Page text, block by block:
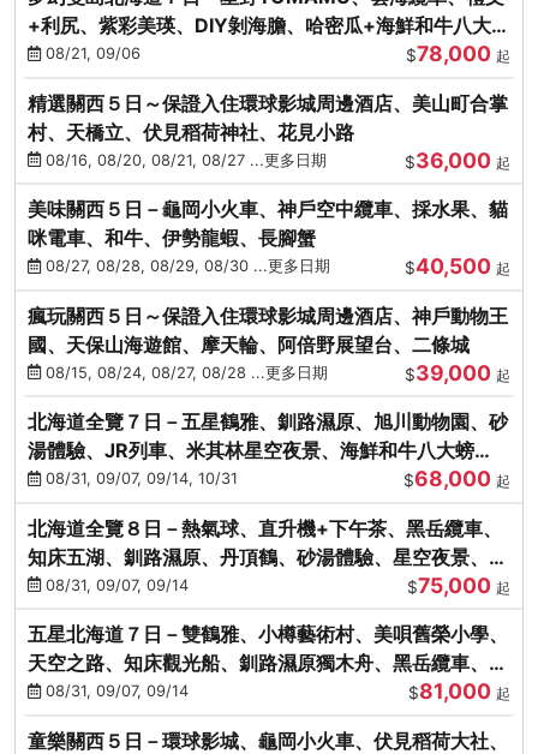
+利尻、紫彩美瑛、DIY剝海膽、哈密瓜+海鮮和牛八大螃
蟹吃到飽
08/21, 09/06 $78,000 起
精選關西５日～保證入住環球影城周邊酒店、美山町合掌
村、天橋立、伏見稻荷神社、花見小路
08/16, 08/20, 08/21, 08/27 ...更多日期 $36,000 起
美味關西５日－龜岡小火車、神戶空中纜車、採水果、貓
咪電車、和牛、伊勢龍蝦、長腳蟹
08/27, 08/28, 08/29, 08/30 ...更多日期 $40,500 起
瘋玩關西５日～保證入住環球影城周邊酒店、神戶動物王
國、天保山海遊館、摩天輪、阿倍野展望台、二條城
08/15, 08/24, 08/27, 08/28 ...更多日期 $39,000 起
北海道全覽７日－五星鶴雅、釧路濕原、旭川動物園、砂
湯體驗、JR列車、米其林星空夜景、海鮮和牛八大螃
蟹、卡哇依熊牧場
08/31, 09/07, 09/14, 10/31 $68,000 起
北海道全覽８日－熱氣球、直升機+下午茶、黑岳纜車、
知床五湖、釧路濕原、丹頂鶴、砂湯體驗、星空夜景、洞
爺花火、螃蟹懷石料理
08/31, 09/07, 09/14 $75,000 起
五星北海道７日－雙鶴雅、小樽藝術村、美唄舊榮小學、
天空之路、知床觀光船、釧路濕原獨木舟、黑岳纜車、流
冰硝子館DIY玻璃杯
08/31, 09/07, 09/14 $81,000 起
童樂關西５日－環球影城、龜岡小火車、伏見稻荷大社、